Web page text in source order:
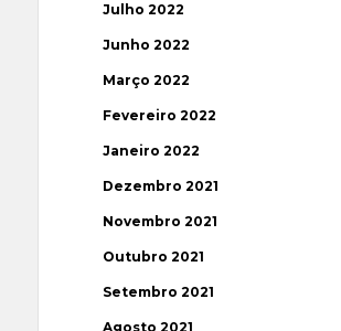
Julho 2022
Junho 2022
Março 2022
Fevereiro 2022
Janeiro 2022
Dezembro 2021
Novembro 2021
Outubro 2021
Setembro 2021
Agosto 2021